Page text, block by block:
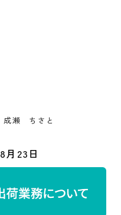
成瀬 ちさと
月23日